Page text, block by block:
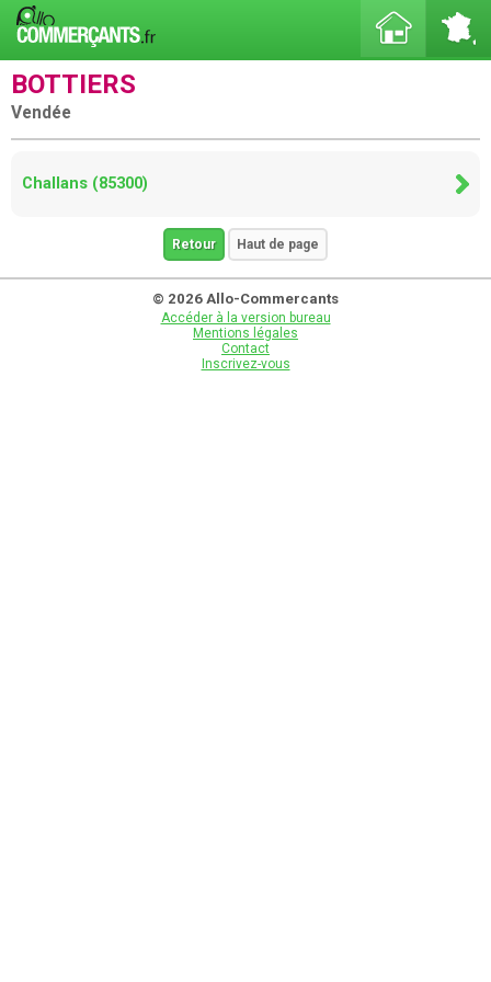
BOTTIERS
Vendée
Challans (85300)
Retour Haut de page
© 2026 Allo-Commercants
Accéder à la version bureau
Mentions légales
Contact
Inscrivez-vous